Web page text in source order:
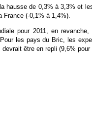
hausse de 0,3% à 3,3% et
France (-0,1% à 1,4%).
pour 2011, en
les pays du Bric, les
être en repli (9,6%